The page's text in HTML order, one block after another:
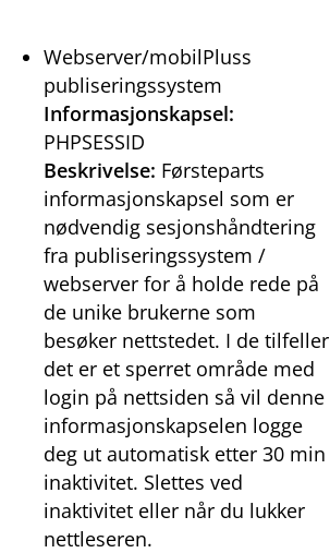
Webserver/mobilPluss
publiseringssystem
Informasjonskapsel:
PHPSESSID
Beskrivelse: Førsteparts
informasjonskapsel som er
nødvendig sesjonshåndtering
fra publiseringssystem /
webserver for å holde rede på
de unike brukerne som
besøker nettstedet. I de tilfeller
det er et sperret område med
login på nettsiden så vil denne
informasjonskapselen logge
deg ut automatisk etter 30 min
inaktivitet. Slettes ved
inaktivitet eller når du lukker
nettleseren.